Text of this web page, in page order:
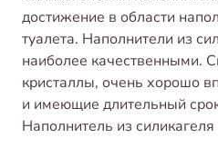
достижение в области
туалета. Наполнители из
наиболее качественными.
кристаллы, очень хорошо
и имеющие длительный
Наполнитель из силикагеля